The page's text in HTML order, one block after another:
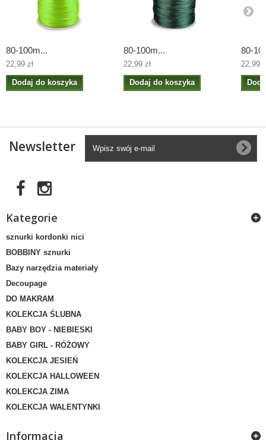
80-100m...
22,99 zł
Dodaj do koszyka
80-100m...
22,99 zł
Dodaj do koszyka
80-
22,99
Newsletter
Kategorie
sznurki kordonki nici
BOBBINY sznurki
Bazy narzędzia materiały
Decoupage
DO MAKRAM
KOLEKCJA ŚLUBNA
BABY BOY - NIEBIESKI
BABY GIRL - RÓŻOWY
KOLEKCJA JESIEŃ
KOLEKCJA HALLOWEEN
KOLEKCJA ZIMA
KOLEKCJA WALENTYNKI
Informacja